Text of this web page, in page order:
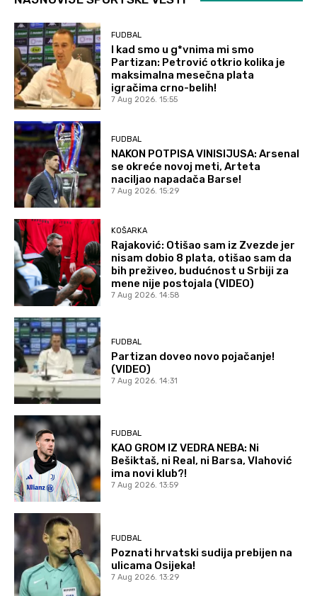
FUDBAL
I kad smo u g*vnima mi smo
Partizan: Petrović otkrio kolika je
maksimalna mesečna plata
igračima crno-belih!
7 Aug 2026. 15:55
FUDBAL
NAKON POTPISA VINISIJUSA: Arsenal
se okreće novoj meti, Arteta
naciljao napadača Barse!
7 Aug 2026. 15:29
KOŠARKA
Rajaković: Otišao sam iz Zvezde jer
nisam dobio 8 plata, otišao sam da
bih preživeo, budućnost u Srbiji za
mene nije postojala (VIDEO)
7 Aug 2026. 14:58
FUDBAL
Partizan doveo novo pojačanje!
(VIDEO)
7 Aug 2026. 14:31
FUDBAL
KAO GROM IZ VEDRA NEBA: Ni
Bešiktaš, ni Real, ni Barsa, Vlahović
ima novi klub?!
7 Aug 2026. 13:59
FUDBAL
Poznati hrvatski sudija prebijen na
ulicama Osijeka!
7 Aug 2026. 13:29